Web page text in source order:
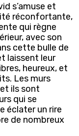
s’amuse et
réconfortante,
qui règne
avec son
cette bulle de
laissent leur
heureux, et
Les murs
ils sont
qui se
éclater un rire
de nombreux